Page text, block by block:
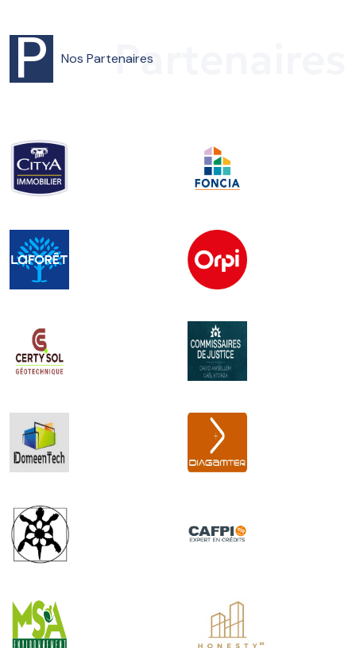
P Nos Partenaires
Partenaires